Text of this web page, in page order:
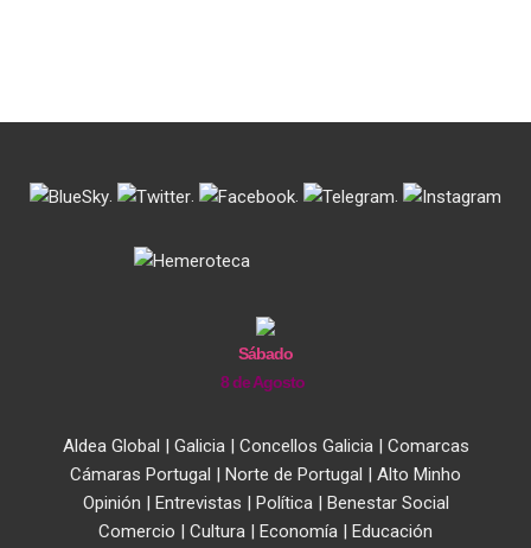
. . . .
Sábado
8 de Agosto
Aldea Global | Galicia| Concellos Galicia| Comarcas
Cámaras Portugal | Norte de Portugal | Alto Minho
Opinión | Entrevistas | Política| Benestar Social
Comercio | Cultura | Economía | Educación